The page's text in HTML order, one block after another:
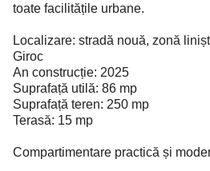
toate facilitățile urbane.
Localizare: stradă nouă, zonă
Giroc
An construcție: 2025
Suprafață utilă: 86 mp
Suprafață teren: 250 mp
Terasă: 15 mp
Compartimentare practică și